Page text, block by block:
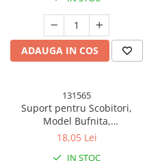
ADAUGA IN COS
131565
Suport pentru Scobitori,
Model Bufnita,
Multifunctional, 8.3x7.8 cm,
18,05 Lei
IN STOC